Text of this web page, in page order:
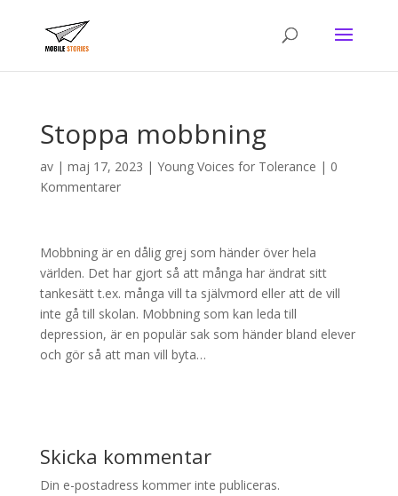
Stoppa mobbning
av | maj 17, 2023 | Young Voices for Tolerance | 0
Kommentarer
Mobbning är en dålig grej som händer över hela
världen. Det har gjort så att många har ändrat sitt
tankesätt t.ex. många vill ta självmord eller att de vill
inte gå till skolan. Mobbning som kan leda till
depression, är en populär sak som händer bland elever
och gör så att man vill byta…
Skicka kommentar
Din e-postadress kommer inte publiceras.